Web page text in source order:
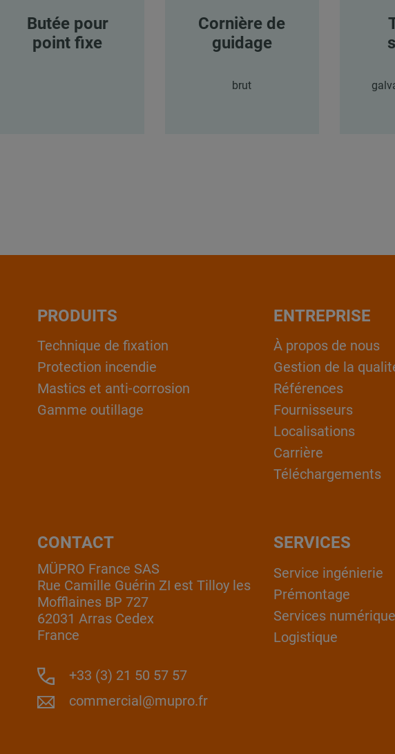
Butée pour
point fixe
Cornière de
guidage
brut
PRODUITS
Technique de fixation
Protection incendie
Mastics et anti-corrosion
Gamme outillage
ENTREPRISE
À propos de nous
Gestion de la
Références
Fournisseurs
Localisations
Carrière
Téléchargements
CONTACT
MÜPRO France SAS
Rue Camille Guérin ZI est Tilloy les
Mofflaines BP 727
62031 Arras Cedex
France
+33 (3) 21 50 57 57
commercial@mupro.fr
SERVICES
Service ingénierie
Prémontage
Services
Logistique